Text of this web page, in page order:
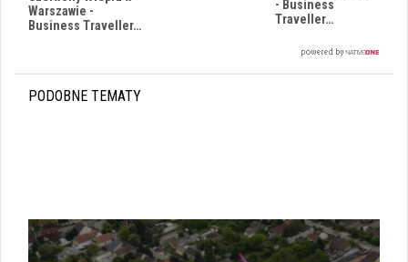
Warszawie -
Business Traveller…
- Business
Traveller…
PODOBNE TEMATY